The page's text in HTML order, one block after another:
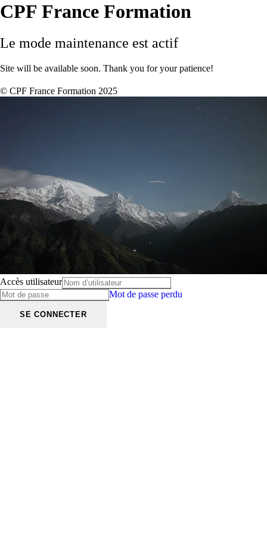
CPF France Formation
Le mode maintenance est actif
Site will be available soon. Thank you for your patience!
© CPF France Formation 2025
Accès utilisateur
Mot de passe perdu